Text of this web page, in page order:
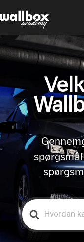
Search
For